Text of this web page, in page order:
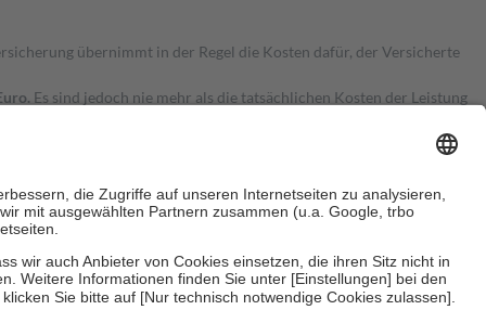
übernimmt in der Regel die Kosten dafür, der Versicherte
Es sind jedoch nie mehr als die tatsächlichen Kosten der Leistung
Zuzahlungen an bei: